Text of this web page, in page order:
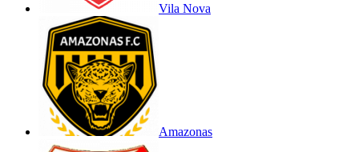
Vila Nova
Amazonas